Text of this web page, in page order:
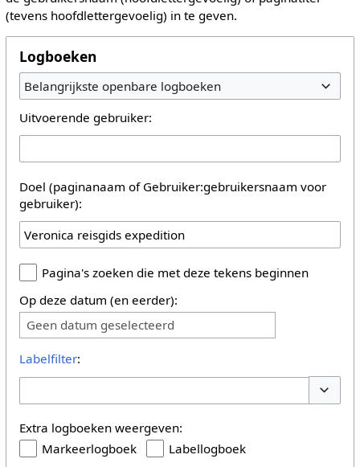
(tevens hoofdlettergevoelig) in te geven.
Logboeken
Belangrijkste openbare logboeken
Uitvoerende gebruiker:
Doel (paginanaam of Gebruiker:gebruikersnaam voor
gebruiker):
Pagina's zoeken die met deze tekens beginnen
Op deze datum (en eerder):
Geen datum geselecteerd
Labelfilter:
Extra logboeken weergeven:
Markeerlogboek
Labellogboek